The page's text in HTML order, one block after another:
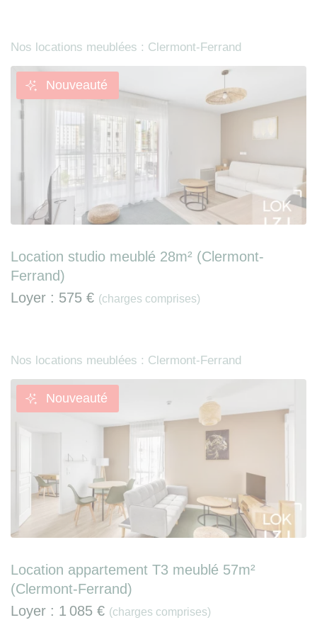
Nos locations meublées : Clermont-Ferrand
Nouveauté
Location studio meublé 28m² (Clermont-
Ferrand)
Loyer : 575 € (charges comprises)
Nos locations meublées : Clermont-Ferrand
Nouveauté
Location appartement T3 meublé 57m²
(Clermont-Ferrand)
Loyer : 1 085 € (charges comprises)